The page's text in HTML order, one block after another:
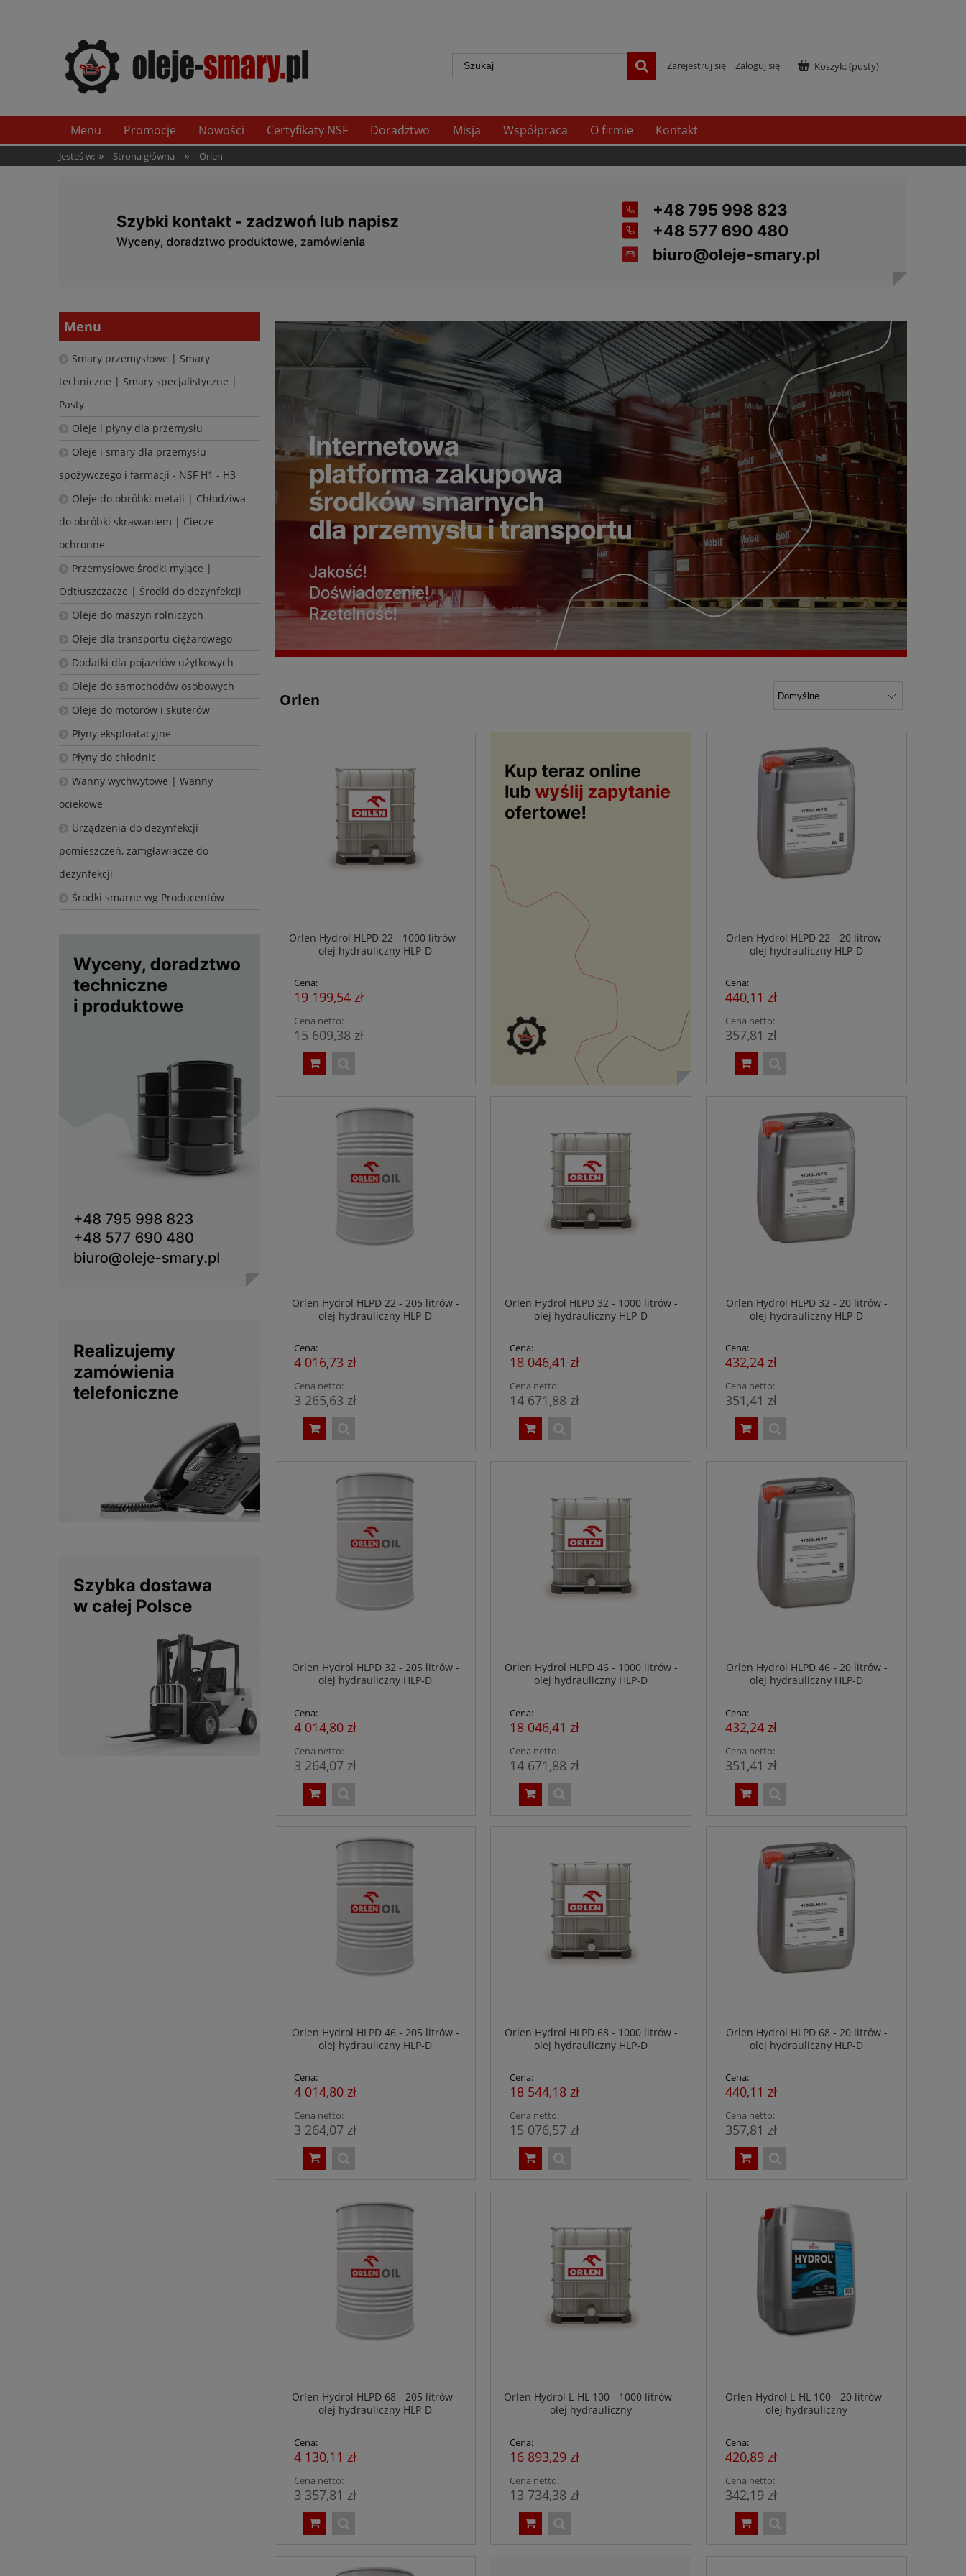
Koszyk:(pusty)
Zarejestruj się Zaloguj się
Menu Promocje Nowości Certyfikaty NSF Doradztwo Misja Współpraca O firmie Kontakt
Jesteś w: » Strona główna » Orlen
Menu
Smary przemysłowe | Smary
techniczne | Smary specjalistyczne |
Pasty
Oleje i płyny dla przemysłu
Oleje i smary dla przemysłu
spożywczego i farmacji - NSF H1 - H3
Oleje do obróbki metali | Chłodziwa
do obróbki skrawaniem | Ciecze
ochronne
Przemysłowe środki myjące |
Odtłuszczacze | Środki do dezynfekcji
Oleje do maszyn rolniczych
Oleje dla transportu ciężarowego
Dodatki dla pojazdów użytkowych
Oleje do samochodów osobowych
Oleje do motorów i skuterów
Płyny eksploatacyjne
Płyny do chłodnic
Wanny wychwytowe | Wanny
ociekowe
Urządzenia do dezynfekcji
pomieszczeń, zamgławiacze do
dezynfekcji
Środki smarne wg Producentów
Orlen
Orlen Hydrol HLPD 22 - 1000 litrów -
olej hydrauliczny HLP-D
Cena:
19 199,54 zł
Cena netto:
15 609,38 zł
Orlen Hydrol HLPD 22 - 20 litrów -
olej hydrauliczny HLP-D
Cena:
440,11 zł
Cena netto:
357,81 zł
Orlen Hydrol HLPD 22 - 205 litrów -
olej hydrauliczny HLP-D
Cena:
4 016,73 zł
Cena netto:
3 265,63 zł
Orlen Hydrol HLPD 32 - 1000 litrów -
olej hydrauliczny HLP-D
Cena:
18 046,41 zł
Cena netto:
14 671,88 zł
Orlen Hydrol HLPD 32 - 20 litrów -
olej hydrauliczny HLP-D
Cena:
432,24 zł
Cena netto:
351,41 zł
Orlen Hydrol HLPD 32 - 205 litrów -
olej hydrauliczny HLP-D
Cena:
4 014,80 zł
Cena netto:
3 264,07 zł
Orlen Hydrol HLPD 46 - 1000 litrów -
olej hydrauliczny HLP-D
Cena:
18 046,41 zł
Cena netto:
14 671,88 zł
Orlen Hydrol HLPD 46 - 20 litrów -
olej hydrauliczny HLP-D
Cena:
432,24 zł
Cena netto:
351,41 zł
Orlen Hydrol HLPD 46 - 205 litrów -
olej hydrauliczny HLP-D
Cena:
4 014,80 zł
Cena netto:
3 264,07 zł
Orlen Hydrol HLPD 68 - 1000 litrów -
olej hydrauliczny HLP-D
Cena:
18 544,18 zł
Cena netto:
15 076,57 zł
Orlen Hydrol HLPD 68 - 20 litrów -
olej hydrauliczny HLP-D
Cena:
440,11 zł
Cena netto:
357,81 zł
Orlen Hydrol HLPD 68 - 205 litrów -
olej hydrauliczny HLP-D
Cena:
4 130,11 zł
Cena netto:
3 357,81 zł
Orlen Hydrol L-HL 100 - 1000 litrów -
olej hydrauliczny
Cena:
16 893,29 zł
Cena netto:
13 734,38 zł
Orlen Hydrol L-HL 100 - 20 litrów -
olej hydrauliczny
Cena:
420,89 zł
Cena netto:
342,19 zł